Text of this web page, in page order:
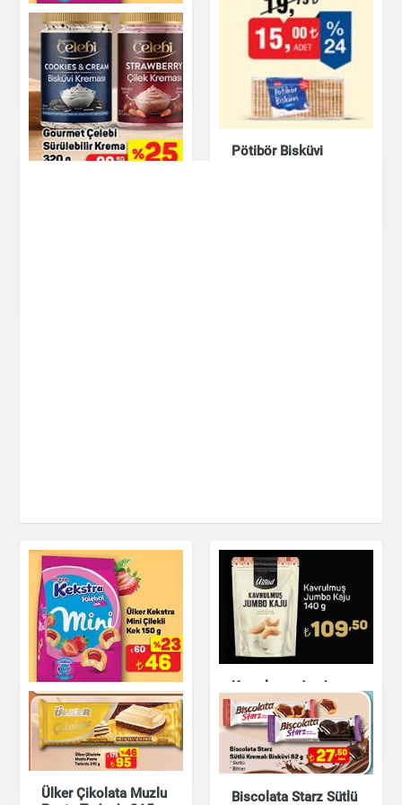
Ülker Kekstra Mini
Çilekli Kek 150 g
Çikolata & Bisküvi &
Kuruyemiş
Pötibör Bisküvi
Ülker Kekstra Mini
Çilekli Kek 150 g
Çikolata & Bisküvi &
Kavrulmuş Jumbo
Kaju 140 g
Çikolata & Bisküvi &
Kuruyemiş
Ülker Çikolata Muzlu
Biscolata Starz Sütlü